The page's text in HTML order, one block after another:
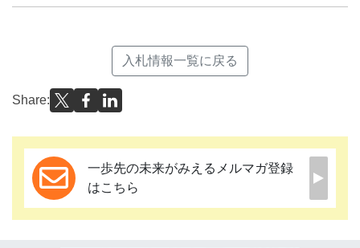
入札情報一覧に戻る
Share:
一歩先の未来がみえるメルマガ登録
はこちら